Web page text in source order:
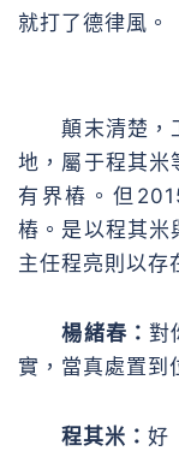
就打了德律風。
顛末清楚，工
地，屬于程其米
有界樁。但
樁。是以程其米
主任程亮則以存
楊緒春：對
實，當真處置到
程其米： 好